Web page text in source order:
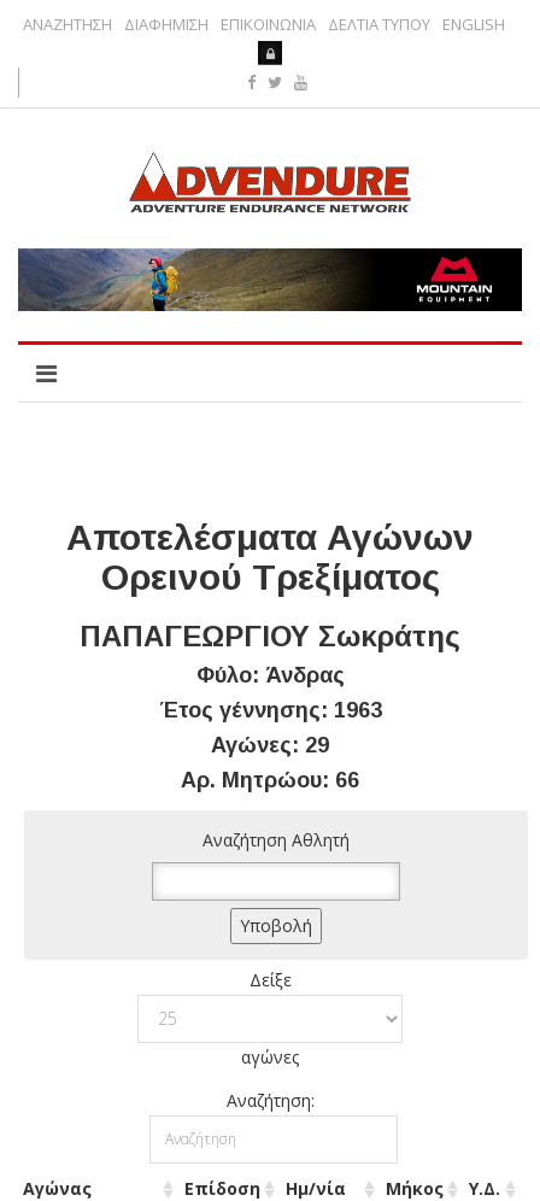
ΑΝΑΖΗΤΗΣΗ ΔΙΑΦΗΜΙΣΗ ΕΠΙΚΟΙΝΩΝΙΑ ΔΕΛΤΙΑ ΤΥΠΟΥ ENGLISH
Αποτελέσματα Αγώνων
Ορεινού Τρεξίματος
ΠΑΠΑΓΕΩΡΓΙΟΥ Σωκράτης
Φύλο: Άνδρας
Έτος γέννησης: 1963
Αγώνες: 29
Αρ. Μητρώου: 66
Αναζήτηση Αθλητή
Δείξε
αγώνες
Αναζήτηση:
Αγώνας Επίδοση Ημ/νία Μήκος
Υ.Δ.